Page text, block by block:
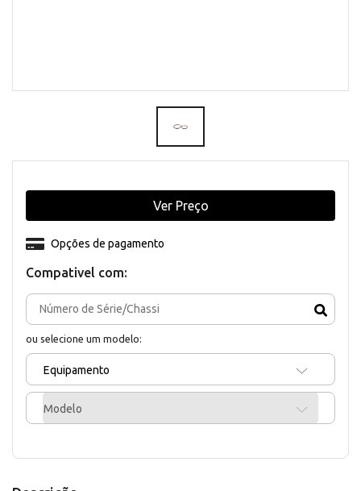
Compativel com:
ou selecione um modelo:
Equipamento
Modelo
Opções de pagamento
Ver Preço